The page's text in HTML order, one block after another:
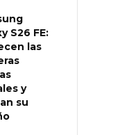
S26 FE:
las
y
su